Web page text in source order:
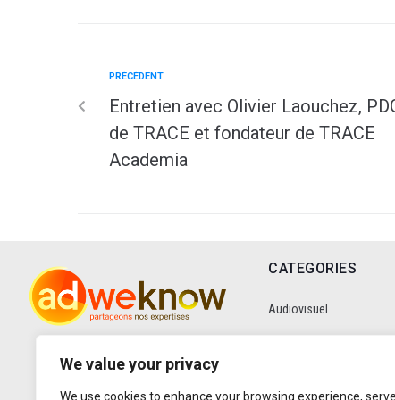
We value your privacy
We use cookies to enhance your browsing experience, serve
PRÉCÉDENT
Entretien avec Olivier Laouchez,
de TRACE et fondateur de TRACE
Academia
CATEGORIES
Audiovisuel